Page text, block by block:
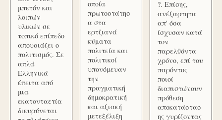
μπετόν και
λοιπών
υλικών σε
τοπικό επίπεδο
απουσιάζει ο
πολιτισμός. Σε
απλά
Ελληνικά
έπειτα από
μια
εκατονταετία
διευρύνεται
οποία
πρωτοστάτησ
α στα
ερτζιανά
κύματα
πολιτεία και
πολιτικοί
υπονόμευαν
την
πραγματική
δημοκρατική
και αξιακή
μετεξέλιξη
?. Επίσης,
ανέξαρτητα
απ' όσα
ίσχυσαν κατά
τον
παρελθόντα
χρόνο, επί του
παρόντος
ποιοί
διαπιστώνουν
πρόθεση
αποκατάστασ
ης γυρίζοντας